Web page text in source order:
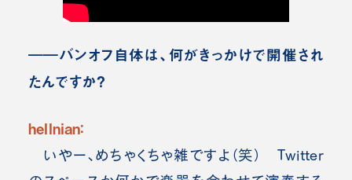
――バンオフ自体は、何がきっかけで開催され
たんですか？
hellnian：
いやー、めちゃくちゃ雑ですよ（笑） Twitter